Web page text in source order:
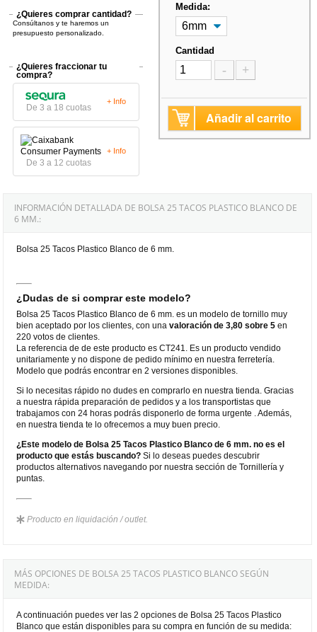
¿Quieres comprar cantidad?
Consúltanos y te haremos un
presupuesto personalizado.
¿Quieres fraccionar tu
compra?
De 3 a 18 cuotas
+ Info
De 3 a 12 cuotas
+ Info
Medida:
Cantidad
- +
Añadir al carrito
INFORMACIÓN DETALLADA DE BOLSA 25 TACOS PLASTICO BLANCO DE
6 MM.:
Bolsa 25 Tacos Plastico Blanco de 6 mm.
¿Dudas de si comprar este modelo?
Bolsa 25 Tacos Plastico Blanco de 6 mm. es un modelo de tornillo muy
bien aceptado por los clientes, con unavaloración de 3,80 sobre 5 en
220 votos de clientes.
La referencia de de este producto es CT241. Es un producto vendido
unitariamente y no dispone de pedido mínimo en nuestra ferretería.
Modelo que podrás encontrar en 2 versiones disponibles.
Si lo necesitas rápido no dudes en comprarlo en nuestra tienda. Gracias
a nuestra rápida preparación de pedidos y a los transportistas que
trabajamos con 24 horas podrás disponerlo de forma urgente . Además,
en nuestra tienda te lo ofrecemos a muy buen precio.
¿Este modelo de Bolsa 25 Tacos Plastico Blanco de 6 mm. no es el
producto que estás buscando? Si lo deseas puedes descubrir
productos alternativos navegando por nuestra sección de Tornillería y
puntas.
Producto en liquidación / outlet.
MÁS OPCIONES DE BOLSA 25 TACOS PLASTICO BLANCO SEGÚN
MEDIDA:
A continuación puedes ver las 2 opciones de Bolsa 25 Tacos Plastico
Blanco que están disponibles para su compra en función de su medida: